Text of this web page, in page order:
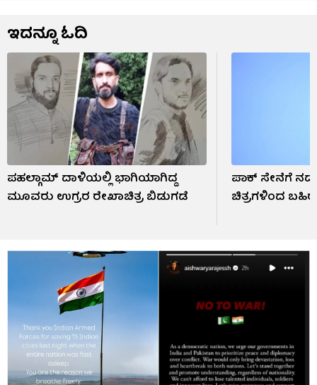
ಇದನ್ನೂ ಓದಿ
ಪಹಲ್ಗಾಮ್ ದಾಳಿಯಲ್ಲಿ ಭಾಗಿಯಾಗಿದ್ದ
ಮೂವರು ಉಗ್ರರ ರೇಖಾಚಿತ್ರ ಬಿಡುಗಡೆ
ಪಾಕ್ ಸೇನೆಗೆ
ಚಿತ್ರಗಳಿಂದ